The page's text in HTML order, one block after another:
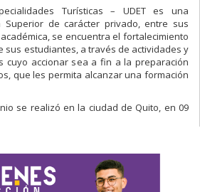
Turísticas – UDET es una
Superior de carácter privado, entre sus
se encuentra el fortalecimiento
sus estudiantes, a través de actividades y
cuyo accionar sea a fin a la preparación
que les permita alcanzar una formación
se realizó en la ciudad de Quito, en 09